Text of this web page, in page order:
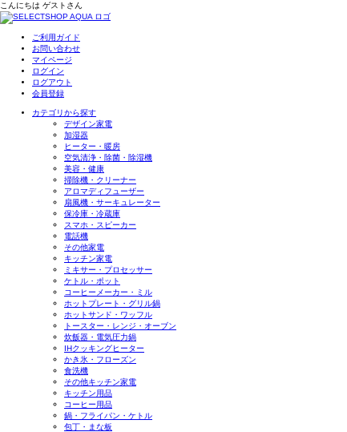
こんにちは ゲスト さん
ご利用ガイド
お問い合わせ
マイページ
ログイン
ログアウト
会員登録
カテゴリから探す
デザイン家電
加湿器
ヒーター・暖房
空気清浄・除菌・除湿機
美容・健康
掃除機・クリーナー
アロマディフューザー
扇風機・サーキュレーター
保冷庫・冷蔵庫
スマホ・スピーカー
電話機
その他家電
キッチン家電
ミキサー・プロセッサー
ケトル・ポット
コーヒーメーカー・ミル
ホットプレート・グリル鍋
ホットサンド・ワッフル
トースター・レンジ・オーブン
炊飯器・電気圧力鍋
IHクッキングヒーター
かき氷・フローズン
食洗機
その他キッチン家電
キッチン用品
コーヒー用品
鍋・フライパン・ケトル
包丁・まな板